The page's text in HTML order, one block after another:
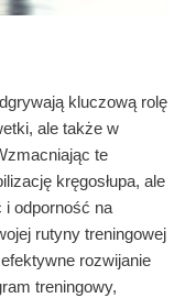
kluczową rolę
ale także w
te
kręgosłupa, ale
i odporność na
rutyny treningowej
rozwijanie
treningowy,